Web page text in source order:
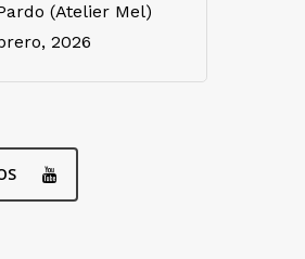
(Atelier Mel)
2026